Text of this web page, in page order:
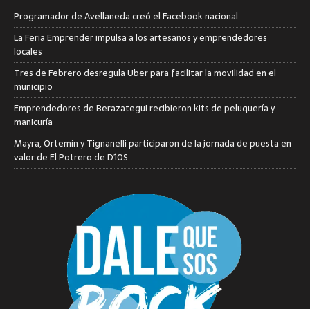
Programador de Avellaneda creó el Facebook nacional
La Feria Emprender impulsa a los artesanos y emprendedores
locales
Tres de Febrero desregula Uber para facilitar la movilidad en el
municipio
Emprendedores de Berazategui recibieron kits de peluquería y
manicuría
Mayra, Ortemín y Tignanelli participaron de la jornada de puesta en
valor de El Potrero de D10S